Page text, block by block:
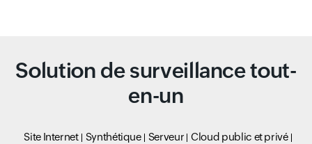
Solution de surveillance tout-
en-un
Site Internet Synthétique Serveur
Cloud public et privé